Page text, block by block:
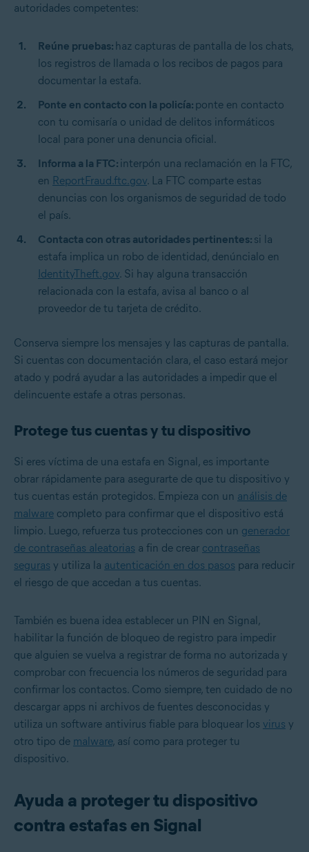
autoridades competentes:
Reúne pruebas: haz capturas de pantalla de los chats,
los registros de llamada o los recibos de pagos para
documentar la estafa.
Ponte en contacto con la policía: ponte en contacto
con tu comisaría o unidad de delitos informáticos
local para poner una denuncia oficial.
Informa a la FTC: interpón una reclamación en la FTC,
en ReportFraud.ftc.gov. La FTC comparte estas
denuncias con los organismos de seguridad de todo
el país.
Contacta con otras autoridades pertinentes: si la
estafa implica un robo de identidad, denúncialo en
IdentityTheft.gov. Si hay alguna transacción
relacionada con la estafa, avisa al banco o al
proveedor de tu tarjeta de crédito.
Conserva siempre los mensajes y las capturas de pantalla.
Si cuentas con documentación clara, el caso estará mejor
atado y podrá ayudar a las autoridades a impedir que el
delincuente estafe a otras personas.
Protege tus cuentas y tu dispositivo
Si eres víctima de una estafa en Signal, es importante
obrar rápidamente para asegurarte de que tu dispositivo y
tus cuentas están protegidos. Empieza con un análisis de
malware completo para confirmar que el dispositivo está
limpio. Luego, refuerza tus protecciones con un generador
de contraseñas aleatorias a fin de crear contraseñas
seguras y utiliza la autenticación en dos pasos para reducir
el riesgo de que accedan a tus cuentas.
También es buena idea establecer un PIN en Signal,
habilitar la función de bloqueo de registro para impedir
que alguien se vuelva a registrar de forma no autorizada y
comprobar con frecuencia los números de seguridad para
confirmar los contactos. Como siempre, ten cuidado de no
descargar apps ni archivos de fuentes desconocidas y
utiliza un software antivirus fiable para bloquear los virus y
otro tipo de malware, así como para proteger tu
dispositivo.
Ayuda a proteger tu dispositivo
contra estafas en Signal